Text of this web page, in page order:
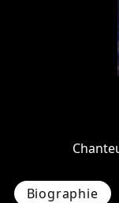
Biographie